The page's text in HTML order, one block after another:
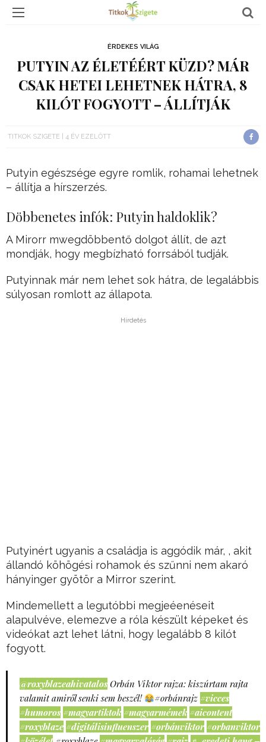
ÉRDEKES VILÁG
PUTYIN AZ ÉLETÉÉRT KÜZD? MÁR
CSAK HETEI LEHETNEK HÁTRA, 8
KILÓT FOGYOTT – ÁLLÍTJÁK
TITKOK SZIGETE 4 ÉV EZELŐTT
Putyin egészsége egyre romlik, rohamai lehetnek
– állítja a hírszerzés.
Döbbenetes infók: Putyin haldoklik?
A Mirorr mwegdöbbentő dolgot állít, de azt
mondják, hogy megbízható forrsából tudják.
Putyinnak már nem lehet sok hátra, de legalábbis
súlyosan romlott az állapota.
Hirdetés
Putyinért ugyanis a családja is aggódik már, , akit
állandó köhögési rohamok és szűnni nem akaró
hányinger gyötör a Mirror szerint.
Mindemellett a legutóbbi megjeéenéseit
alapulvéve, elemezve a róla készült képeket és
videókat azt lehet látni, hogy legalább 8 kilót
fogyott.
@roxyblazeahivatalos Orbán Viktor rajza: kiszúrtam rajta
valamit amiről senki sem beszél!
#orbánrajz #vicces
#humoros #magyartiktok #magyarmémek #aicontent
#roxyblaze #digitálisinfluenszer #orbánviktor #orbanviktor